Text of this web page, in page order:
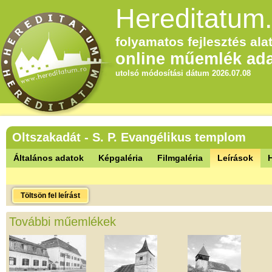
folyamatos fejlesztés
online műemlék
utolsó módosítási dátum 2026.07.08
Oltszakadát - S. P. Evangélikus templom
Általános adatok Képgaléria Filmgaléria Leírások
Töltsön fel leírást
További műemlékek